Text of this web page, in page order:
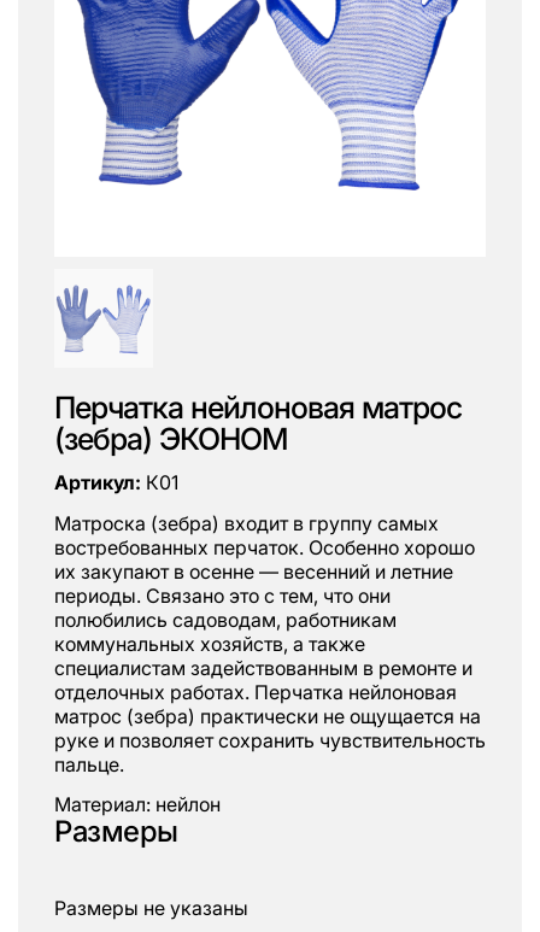
Перчатка нейлоновая матрос
(зебра) ЭКОНОМ
Артикул: К01
Матроска (зебра) входит в группу самых
востребованных перчаток. Особенно хорошо
их закупают в осенне — весенний и летние
периоды. Связано это с тем, что они
полюбились садоводам, работникам
коммунальных хозяйств, а также
специалистам задействованным в ремонте и
отделочных работах. Перчатка нейлоновая
матрос (зебра) практически не ощущается на
руке и позволяет сохранить чувствительность
пальце.
Материал: нейлон
Размеры
Размеры не указаны